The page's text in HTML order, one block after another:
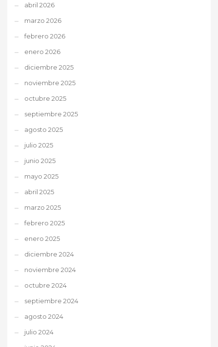
abril 2026
marzo 2026
febrero 2026
enero 2026
diciembre 2025
noviembre 2025
octubre 2025
septiembre 2025
agosto 2025
julio 2025
junio 2025
mayo 2025
abril 2025
marzo 2025
febrero 2025
enero 2025
diciembre 2024
noviembre 2024
octubre 2024
septiembre 2024
agosto 2024
julio 2024